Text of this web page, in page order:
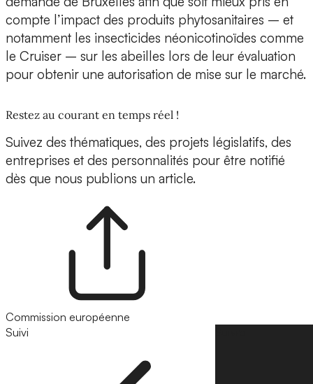
compte l’impact des produits phytosanitaires – et
notamment les insecticides néonicotinoïdes comme
le Cruiser – sur les abeilles lors de leur évaluation
pour obtenir une autorisation de mise sur le marché.
Restez au courant en temps réel !
Suivez des thématiques, des projets législatifs, des
entreprises et des personnalités pour être notifié
dès que nous publions un article.
Commission européenne
Suivi